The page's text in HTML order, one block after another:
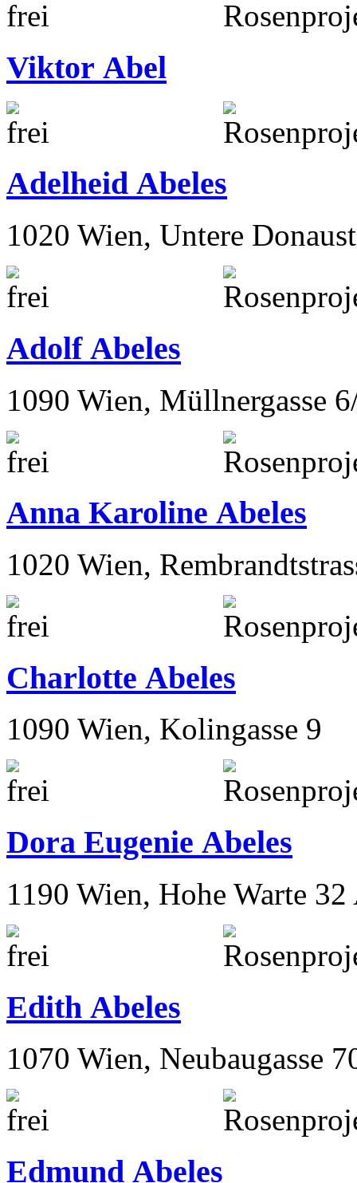
Viktor Abel
Adelheid Abeles
1020 Wien, Untere
Adolf Abeles
1090 Wien, Müllnergasse
Anna Karoline Abeles
1020 Wien,
Charlotte Abeles
1090 Wien, Kolingasse 9
Dora Eugenie Abeles
1190 Wien, Hohe Warte
Edith Abeles
1070 Wien, Neubaugasse
Edmund Abeles